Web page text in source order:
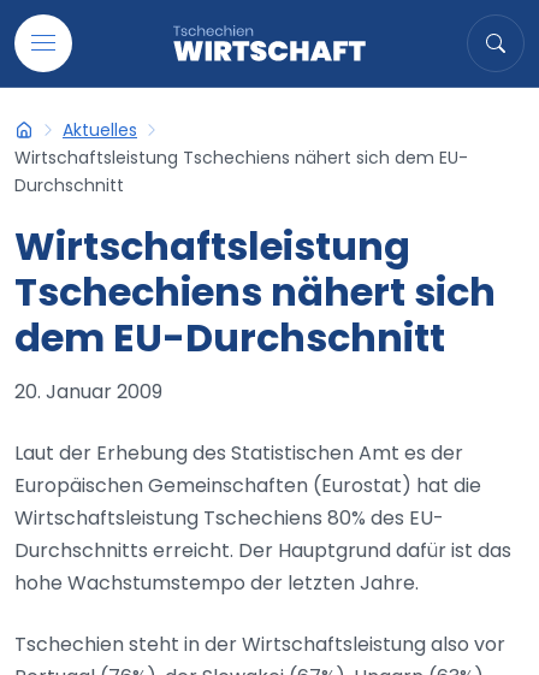
Auf Inhalt übergehen
Suche
Tschechien-Wirtschaft
Aktuelles
Wirtschaftsleistung Tschechiens nähert sich dem EU-
Durchschnitt
Wirtschaftsleistung
Tschechiens nähert sich
dem EU-Durchschnitt
20. Januar 2009
Laut der Erhebung des Statistischen Amt es der
Europäischen Gemeinschaften (Eurostat) hat die
Wirtschaftsleistung Tschechiens 80% des EU-
Durchschnitts erreicht. Der Hauptgrund dafür ist das
hohe Wachstumstempo der letzten Jahre.
Tschechien steht in der Wirtschaftsleistung also vor